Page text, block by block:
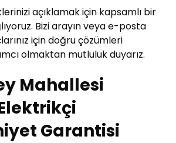
açıklamak için kapsamlı bir
Bizi arayın veya e-posta
için doğru çözümleri
olmaktan mutluluk duyarız.
Mahallesi
Garantisi